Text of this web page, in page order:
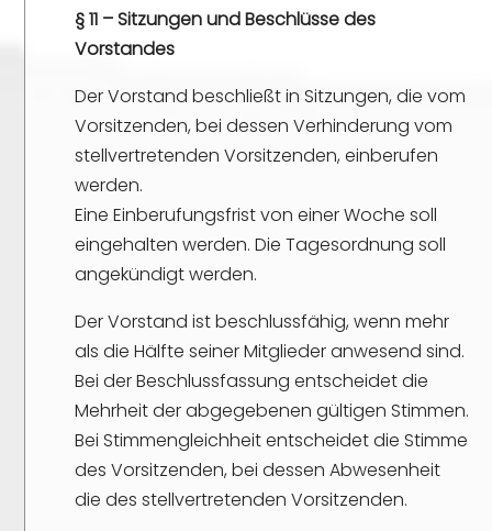
§ 11 – Sitzungen und Beschlüsse des
Vorstandes
Der Vorstand beschließt in Sitzungen, die vom
Vorsitzenden, bei dessen Verhinderung vom
stellvertretenden Vorsitzenden, einberufen
werden.
Eine Einberufungsfrist von einer Woche soll
eingehalten werden. Die Tagesordnung soll
angekündigt werden.
Der Vorstand ist beschlussfähig, wenn mehr
als die Hälfte seiner Mitglieder anwesend sind.
Bei der Beschlussfassung entscheidet die
Mehrheit der abgegebenen gültigen Stimmen.
Bei Stimmengleichheit entscheidet die Stimme
des Vorsitzenden, bei dessen Abwesenheit
die des stellvertretenden Vorsitzenden.